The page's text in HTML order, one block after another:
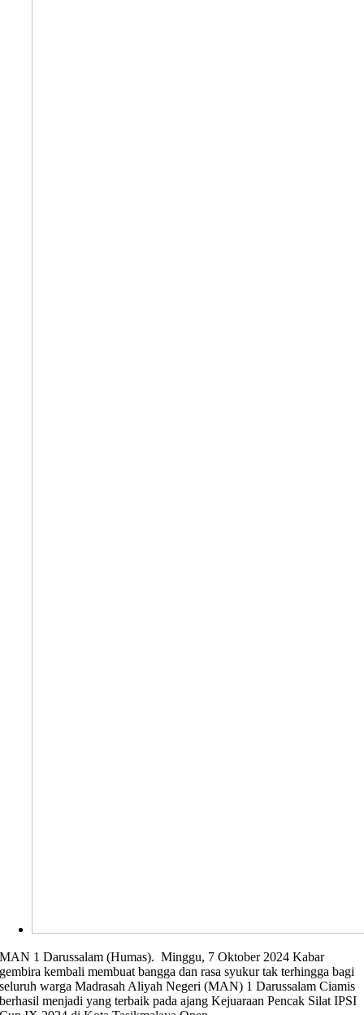
MAN 1 Darussalam (Humas). Minggu, 7 Oktober 2024 Kabar
gembira kembali membuat bangga dan rasa syukur tak terhingga bagi
seluruh warga Madrasah Aliyah Negeri (MAN) 1 Darussalam Ciamis
berhasil menjadi yang terbaik pada ajang Kejuaraan Pencak Silat IPSI